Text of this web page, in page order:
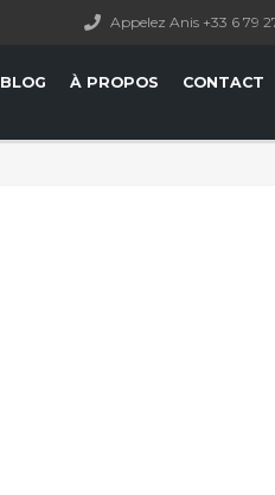
Appelez Anis +33 6 79 27
BLOG À PROPOS CONTACT